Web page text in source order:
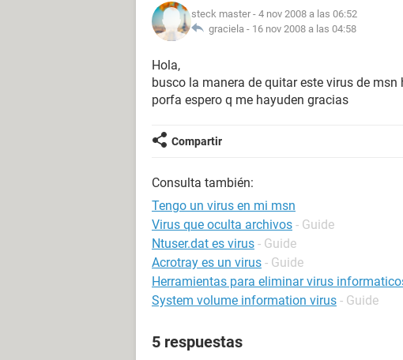
steck master - 4 nov 2008 a las 06:52
graciela - 16 nov 2008 a las 04:58
Hola,
busco la manera de quitar este virus de
porfa espero q me hayuden gracias
Compartir
Consulta también:
Tengo un virus en mi msn
Virus que oculta archivos - Guide
Ntuser.dat es virus - Guide
Acrotray es un virus - Guide
Herramientas para eliminar virus
System volume information virus - Guide
5 respuestas